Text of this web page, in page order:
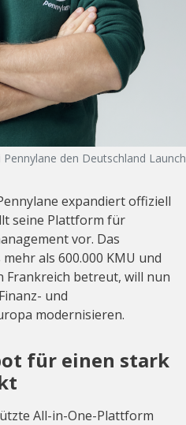
den Deutschland Launch
expandiert offiziell
seine Plattform für
vor. Das
als 600.000 KMU und
Frankreich betreut, will nun
und
modernisieren.
für einen stark
All-in-One-Plattform